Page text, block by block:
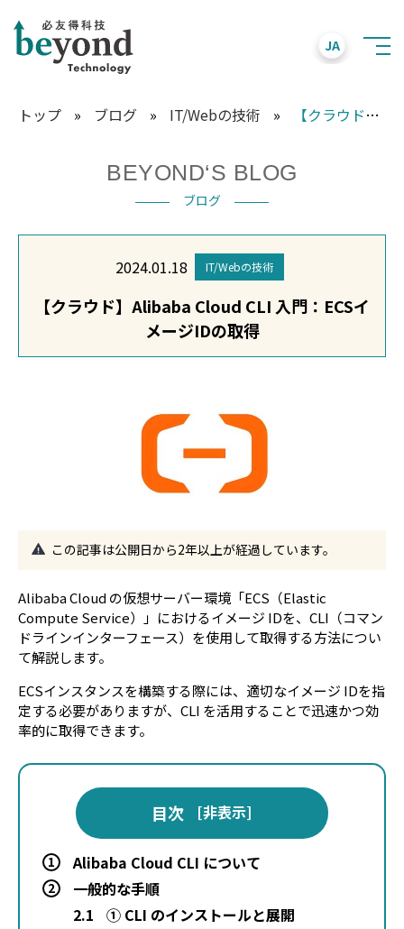
JA
トップ » ブログ » IT/Webの技術 » 【クラウド】Alibaba Cloud CLI 入門：ECSイメージIDの取得
BEYOND‘S BLOG
ブログ
2024.01.18 IT/Webの技術
【クラウド】Alibaba Cloud CLI 入門：ECSイ
メージIDの取得
この記事は公開日から2年以上が経過しています。
Alibaba Cloud の仮想サーバー環境「ECS（Elastic
Compute Service）」におけるイメージ IDを、CLI（コマン
ドラインインターフェース）を使用して取得する方法につい
て解説します。
ECSインスタンスを構築する際には、適切なイメージ IDを指
定する必要がありますが、CLI を活用することで迅速かつ効
率的に取得できます。
目次 [非表示]
1 Alibaba Cloud CLI について
2
一般的な手順
2.1
① CLI のインストールと展開